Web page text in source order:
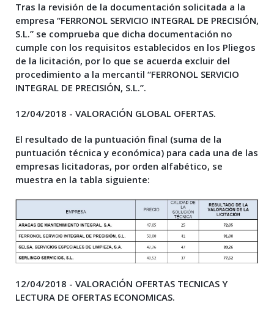
Tras la revisión de la documentación solicitada a la
empresa “FERRONOL SERVICIO INTEGRAL DE PRECISIÓN,
S.L.” se comprueba que dicha documentación no
cumple con los requisitos establecidos en los Pliegos
de la licitación, por lo que se acuerda excluir del
procedimiento a la mercantil “FERRONOL SERVICIO
INTEGRAL DE PRECISIÓN, S.L.”.
12/04/2018 - VALORACIÓN GLOBAL OFERTAS.
El resultado de la puntuación final (suma de la
puntuación técnica y económica) para cada una de las
empresas licitadoras, por orden alfabético, se
muestra en la tabla siguiente:
12/04/2018 - VALORACIÓN OFERTAS TECNICAS Y
LECTURA DE OFERTAS ECONOMICAS.